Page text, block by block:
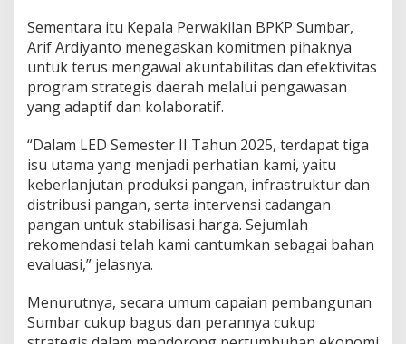
Sementara itu Kepala Perwakilan BPKP Sumbar,
Arif Ardiyanto menegaskan komitmen pihaknya
untuk terus mengawal akuntabilitas dan efektivitas
program strategis daerah melalui pengawasan
yang adaptif dan kolaboratif.
“Dalam LED Semester II Tahun 2025, terdapat tiga
isu utama yang menjadi perhatian kami, yaitu
keberlanjutan produksi pangan, infrastruktur dan
distribusi pangan, serta intervensi cadangan
pangan untuk stabilisasi harga. Sejumlah
rekomendasi telah kami cantumkan sebagai bahan
evaluasi,” jelasnya.
Menurutnya, secara umum capaian pembangunan
Sumbar cukup bagus dan perannya cukup